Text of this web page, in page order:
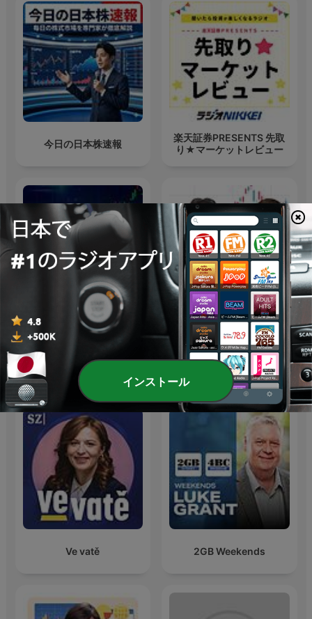
今日の日本株速報
楽天証券PRESENTS 先取
り★マーケットレビュー
西山孝四郎のマーケットス
クエア
ザ☆スマート・トレーダー
PLUS
海外のビジネスポッドキャスト
Ve vatě 2GB Weekends
インストール